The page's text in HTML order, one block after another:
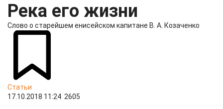
Река его жизни
Слово о старейшем енисейском капитане В. А. Козаченко
Статьи
17.10.2018 11:24 2605